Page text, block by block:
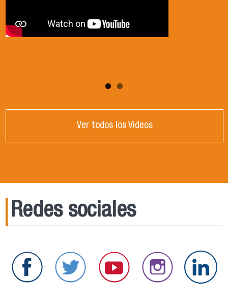
Ver todos los Videos
Redes sociales